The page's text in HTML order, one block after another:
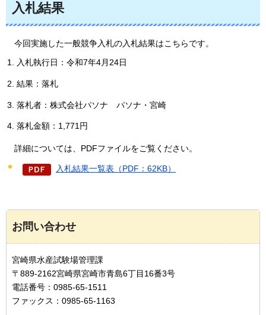
入札結果
今回実施した一般競争入札の入札結果はこちらです。
入札執行日：令和7年4月24日
結果：落札
落札者：株式会社パソナ パソナ ・宮崎
落札金額：1,771円
詳細については、PDFファイルをご覧ください。
入札結果一覧表（PDF：62KB）
お問い合わせ
宮崎県水産試験場管理課
〒889-2162宮崎県宮崎市青島6丁目16番3号
電話番号：0985-65-1511
ファックス：0985-65-1163